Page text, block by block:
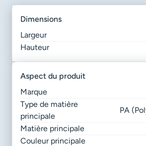
dimensions
Largeur
Hauteur
aspect du produit
Marque
Type de matière
principale
PA
Matière principale
Couleur principale